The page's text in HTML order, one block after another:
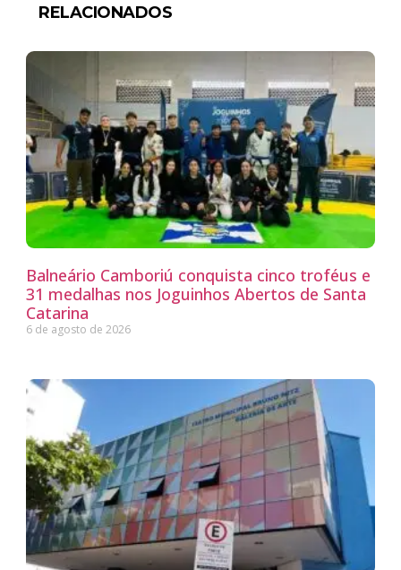
RELACIONADOS
Balneário Camboriú conquista cinco troféus e
31 medalhas nos Joguinhos Abertos de Santa
Catarina
6 de agosto de 2026